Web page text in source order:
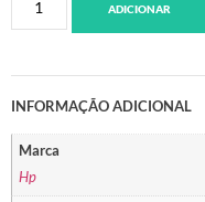
ADICIONAR
INFORMAÇÃO ADICIONAL
Marca
Hp